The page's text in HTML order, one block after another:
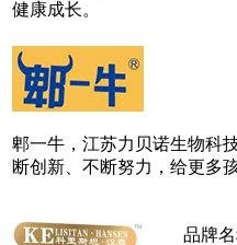
健康成长。
郫一牛，江苏力贝诺生物科
断创新、不断努力，给更多
品牌名